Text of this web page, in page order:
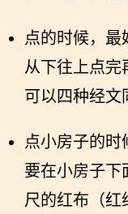
点的时候，最
从下往上点完
可以四种经文
点小房子的时
要在小房子下
尺的红布（红